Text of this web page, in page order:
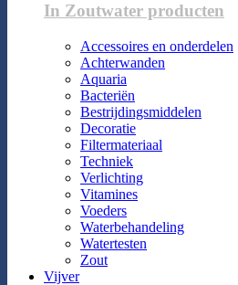
In Zoutwater producten
Accessoires en onderdelen
Achterwanden
Aquaria
Bacteriën
Bestrijdingsmiddelen
Decoratie
Filtermateriaal
Techniek
Verlichting
Vitamines
Voeders
Waterbehandeling
Watertesten
Zout
Vijver